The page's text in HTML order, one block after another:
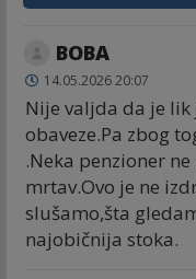
BOBA
14.05.2026 20:07
Nije valjda da je
obaveze.Pa zbog
.Neka penzioner
mrtav.Ovo je ne
slušamo,šta
najobičnija stoka.